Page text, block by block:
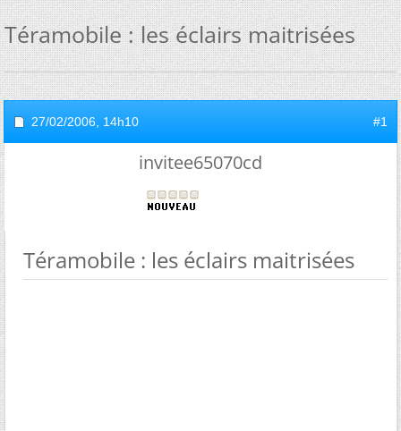
Téramobile : les éclairs maitrisées
27/02/2006, 14h10 #1
invitee65070cd
Téramobile : les éclairs maitrisées